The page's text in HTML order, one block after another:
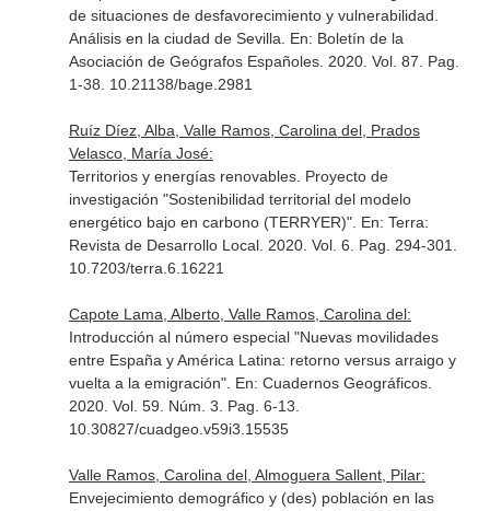
de situaciones de desfavorecimiento y vulnerabilidad.
Análisis en la ciudad de Sevilla. En: Boletín de la
Asociación de Geógrafos Españoles. 2020. Vol. 87. Pag.
1-38. 10.21138/bage.2981
Ruíz Díez, Alba, Valle Ramos, Carolina del, Prados
Velasco, María José:
Territorios y energías renovables. Proyecto de
investigación "Sostenibilidad territorial del modelo
energético bajo en carbono (TERRYER)". En: Terra:
Revista de Desarrollo Local. 2020. Vol. 6. Pag. 294-301.
10.7203/terra.6.16221
Capote Lama, Alberto, Valle Ramos, Carolina del:
Introducción al número especial "Nuevas movilidades
entre España y América Latina: retorno versus arraigo y
vuelta a la emigración". En: Cuadernos Geográficos.
2020. Vol. 59. Núm. 3. Pag. 6-13.
10.30827/cuadgeo.v59i3.15535
Valle Ramos, Carolina del, Almoguera Sallent, Pilar:
Envejecimiento demográfico y (des) población en las